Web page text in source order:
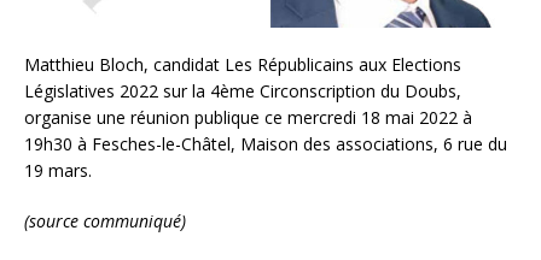
Matthieu Bloch, candidat Les Républicains aux Elections
Législatives 2022 sur la 4ème Circonscription du Doubs,
organise une réunion publique ce mercredi 18 mai 2022 à
19h30 à Fesches-le-Châtel, Maison des associations, 6 rue du
19 mars.
(source communiqué)